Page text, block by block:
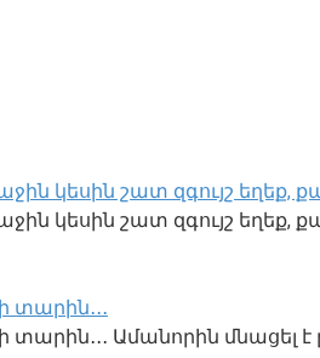
կեսին շատ զգույշ եղեք,
կեսին շատ զգույշ եղեք,
Ամանորին մնացել